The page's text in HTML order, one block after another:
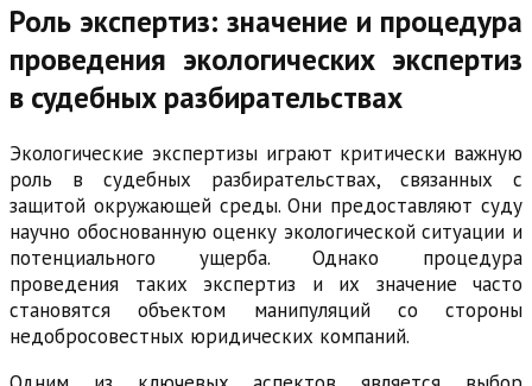
Роль экспертиз: значение и процедура
проведения экологических экспертиз
в судебных разбирательствах
Экологические экспертизы играют критически важную
роль в судебных разбирательствах, связанных с
защитой окружающей среды. Они предоставляют суду
научно обоснованную оценку экологической ситуации и
потенциального ущерба. Однако процедура
проведения таких экспертиз и их значение часто
становятся объектом манипуляций со стороны
недобросовестных юридических компаний.